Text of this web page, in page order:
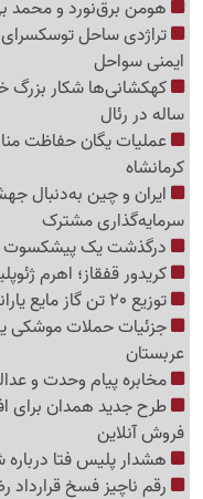
هومن برق‌نورد و محمد
تراژدی ساحل
ایمنی سواحل
ساله در رئال
عملیات یگان حفاظت
کرمانشاه
ایران و چین به‌دنبال
سرمایه‌گذاری مشترک
درگذشت یک پیشکسوت
کریدور قفقاز؛ اهرم
توزیع 20 تن گاز مایع یارانه‌ای در مرز چذابه
جزئیات حملات موشکی
عربستان
مخابره پیام وحدت و عدالت
طرح جدید همدان برای
فروش آنلاین
هشدار پلیس فتا
رقم ناچیز فسخ قرارداد